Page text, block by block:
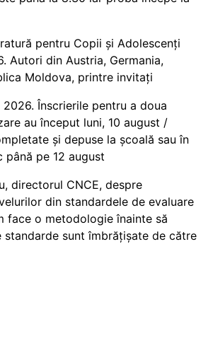
pentru Copii și Adolescenți
Autori din Austria, Germania,
Moldova, printre invitați
Înscrierile pentru a doua
au început luni, 10 august /
și depuse la școală sau în
pe 12 august
directorul CNCE, despre
din standardele de evaluare
face o metodologie înainte să
standarde sunt îmbrățișate de către